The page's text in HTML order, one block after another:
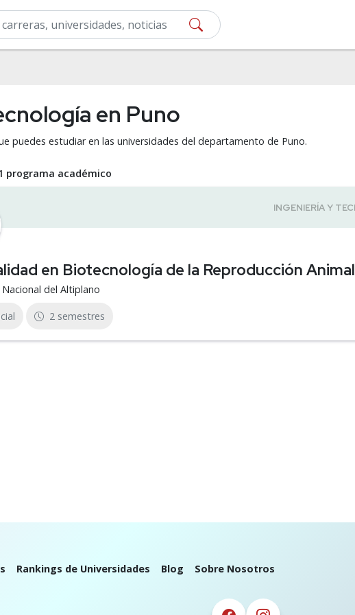
en Puno
puedes estudiar en las universidades del departamento de Puno.
programa académico
en Biotecnología de la Reproducción Animal
del Altiplano
2 semestres
Rankings de Universidades Blog Sobre Nosotros